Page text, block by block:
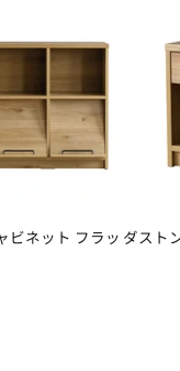
ビネット フラッ ダスト